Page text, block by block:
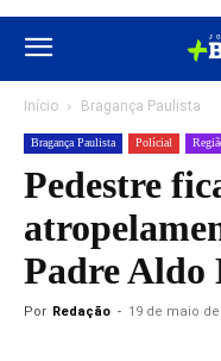
Início Bragança Paulista
Bragança Paulista Polícial
Pedestre
Padre Aldo
Por Redação - 19 de maio de